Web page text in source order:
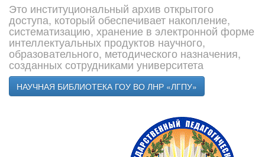
Это институциональный архив открытого
доступа, который обеспечивает накопление,
систематизацию, хранение в электронной форме
интеллектуальных продуктов научного,
образовательного, методического назначения,
созданных сотрудниками университета
НАУЧНАЯ БИБЛИОТЕКА ГОУ ВО ЛНР «ЛГПУ»